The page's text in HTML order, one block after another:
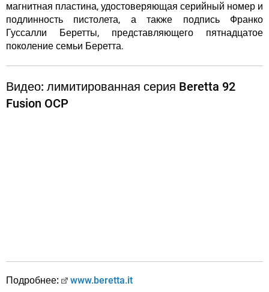
магнитная пластина, удостоверяющая серийный номер и
подлинность пистолета, а также подпись Франко
Гуссалли Беретты, представляющего пятнадцатое
поколение семьи Беретта.
Видео: лимитированная серия Beretta 92
Fusion OCP
Подробнее: www.beretta.it